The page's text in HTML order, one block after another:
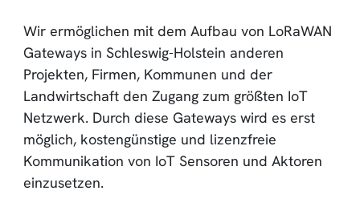
Wir ermöglichen mit dem Aufbau von LoRaWAN
Gateways in Schleswig-Holstein anderen
Projekten, Firmen, Kommunen und der
Landwirtschaft den Zugang zum größten IoT
Netzwerk. Durch diese Gateways wird es erst
möglich, kostengünstige und lizenzfreie
Kommunikation von IoT Sensoren und Aktoren
einzusetzen.